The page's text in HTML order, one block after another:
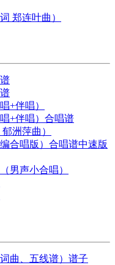
郑连叶曲）
+伴唱）
+伴唱）合唱谱
洲萍曲）
合唱版）合唱谱中速版
男声小合唱）
曲、五线谱）谱子